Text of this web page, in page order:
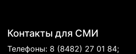
Контакты для СМИ
Телефоны: 8 (8482) 27 01 84;